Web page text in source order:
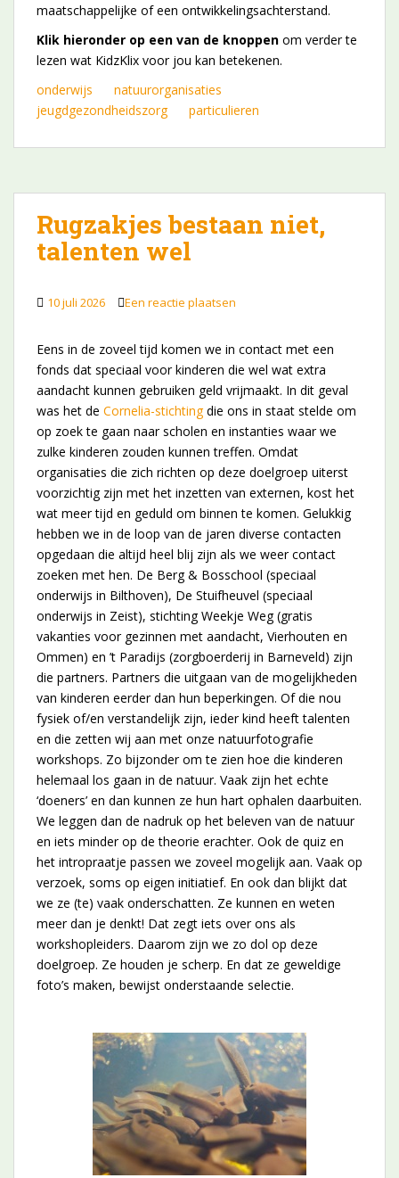
maatschappelijke of een ontwikkelingsachterstand.
Klik hieronder op een van de knoppen om verder te
lezen wat KidzKlix voor jou kan betekenen.
onderwijs
natuurorganisaties
jeugdgezondheidszorg
particulieren
Rugzakjes bestaan niet,
talenten wel
10 juli 2026 Een reactie plaatsen
Eens in de zoveel tijd komen we in contact met een
fonds dat speciaal voor kinderen die wel wat extra
aandacht kunnen gebruiken geld vrijmaakt. In dit geval
was het de Cornelia-stichtingdie ons in staat stelde om
op zoek te gaan naar scholen en instanties waar we
zulke kinderen zouden kunnen treffen. Omdat
organisaties die zich richten op deze doelgroep uiterst
voorzichtig zijn met het inzetten van externen, kost het
wat meer tijd en geduld om binnen te komen. Gelukkig
hebben we in de loop van de jaren diverse contacten
opgedaan die altijd heel blij zijn als we weer contact
zoeken met hen. De Berg & Bosschool (speciaal
onderwijs in Bilthoven), De Stuifheuvel (speciaal
onderwijs in Zeist), stichting Weekje Weg (gratis
vakanties voor gezinnen met aandacht, Vierhouten en
Ommen) en ’t Paradijs (zorgboerderij in Barneveld) zijn
die partners. Partners die uitgaan van de mogelijkheden
van kinderen eerder dan hun beperkingen. Of die nou
fysiek of/en verstandelijk zijn, ieder kind heeft talenten
en die zetten wij aan met onze natuurfotografie
workshops. Zo bijzonder om te zien hoe die kinderen
helemaal los gaan in de natuur. Vaak zijn het echte
‘doeners’ en dan kunnen ze hun hart ophalen daarbuiten.
We leggen dan de nadruk op het beleven van de natuur
en iets minder op de theorie erachter. Ook de quiz en
het intropraatje passen we zoveel mogelijk aan. Vaak op
verzoek, soms op eigen initiatief. En ook dan blijkt dat
we ze (te) vaak onderschatten. Ze kunnen en weten
meer dan je denkt! Dat zegt iets over ons als
workshopleiders. Daarom zijn we zo dol op deze
doelgroep. Ze houden je scherp. En dat ze geweldige
foto’s maken, bewijst onderstaande selectie.